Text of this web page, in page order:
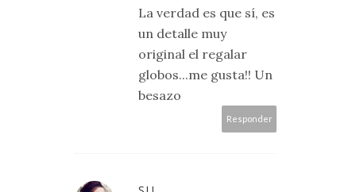
La verdad es que sí, es
un detalle muy
original el regalar
globos...me gusta!! Un
besazo
Responder